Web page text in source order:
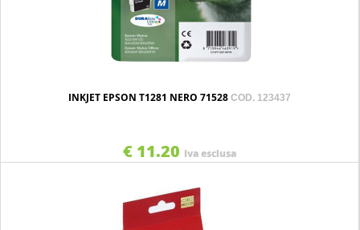
INKJET EPSON T1281 NERO 71528 COD. 123437
€ 11.20 Iva esclusa